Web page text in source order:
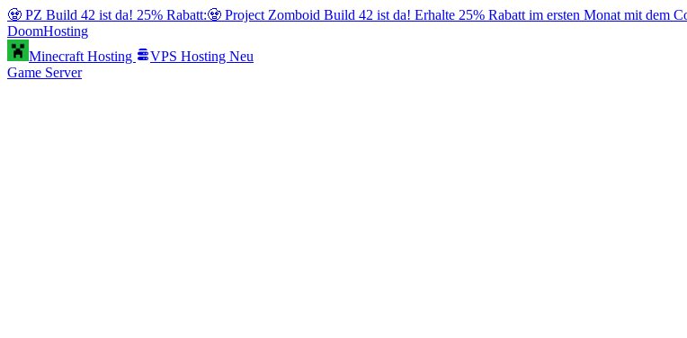
🧟 PZ Build 42 ist da! 25% Rabatt:🧟 Project Zomboid Build 42 ist da! Erhalte 25% Rabatt im ersten Monat mit dem
DoomHosting
Minecraft Hosting
VPS Hosting Neu
Game Server